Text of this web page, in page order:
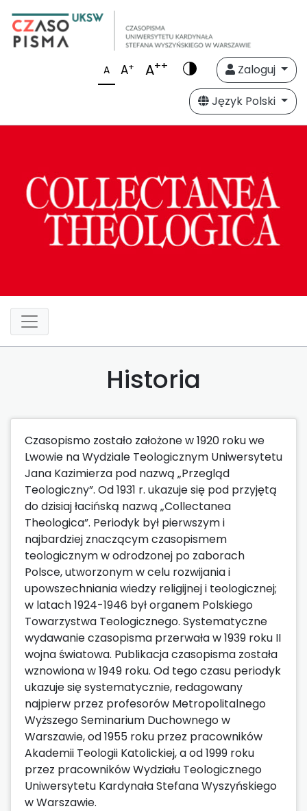
A A+ A++
Zaloguj
Język Polski
Historia
Czasopismo zostało założone w 1920 roku we
Lwowie na Wydziale Teologicznym Uniwersytetu
Jana Kazimierza pod nazwą „Przegląd
Teologiczny”. Od 1931 r. ukazuje się pod przyjętą
do dzisiaj łacińską nazwą „Collectanea
Theologica”. Periodyk był pierwszym i
najbardziej znaczącym czasopismem
teologicznym w odrodzonej po zaborach
Polsce, utworzonym w celu rozwijania i
upowszechniania wiedzy religijnej i teologicznej;
w latach 1924-1946 był organem Polskiego
Towarzystwa Teologicznego. Systematyczne
wydawanie czasopisma przerwała w 1939 roku II
wojna światowa. Publikacja czasopisma została
wznowiona w 1949 roku. Od tego czasu periodyk
ukazuje się systematycznie, redagowany
najpierw przez profesorów Metropolitalnego
Wyższego Seminarium Duchownego w
Warszawie, od 1955 roku przez pracowników
Akademii Teologii Katolickiej, a od 1999 roku
przez pracowników Wydziału Teologicznego
Uniwersytetu Kardynała Stefana Wyszyńskiego
w Warszawie.